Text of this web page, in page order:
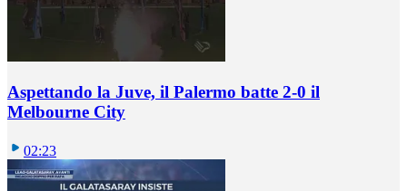
Aspettando la Juve, il Palermo batte 2-0 il
Melbourne City
02:23